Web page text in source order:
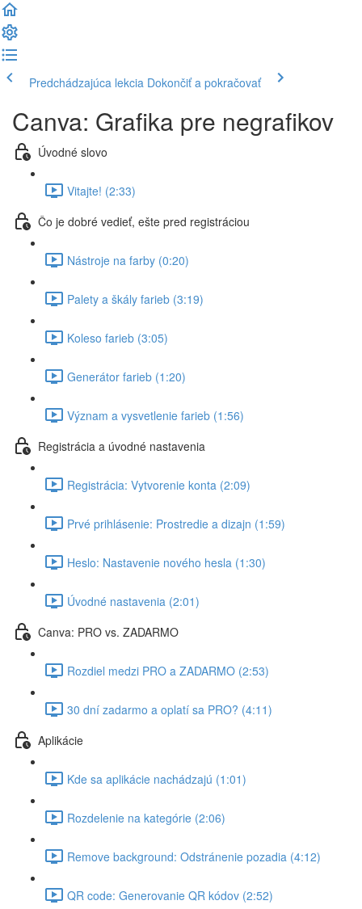
Predchádzajúca lekcia Dokončiť a pokračovať
Canva: Grafika pre negrafikov
Úvodné slovo
Vitajte! (2:33)
Čo je dobré vedieť, ešte pred registráciou
Nástroje na farby (0:20)
Palety a škály farieb (3:19)
Koleso farieb (3:05)
Generátor farieb (1:20)
Význam a vysvetlenie farieb (1:56)
Registrácia a úvodné nastavenia
Registrácia: Vytvorenie konta (2:09)
Prvé prihlásenie: Prostredie a dizajn (1:59)
Heslo: Nastavenie nového hesla (1:30)
Úvodné nastavenia (2:01)
Canva: PRO vs. ZADARMO
Rozdiel medzi PRO a ZADARMO (2:53)
30 dní zadarmo a oplatí sa PRO? (4:11)
Aplikácie
Kde sa aplikácie nachádzajú (1:01)
Rozdelenie na kategórie (2:06)
Remove background: Odstránenie pozadia (4:12)
QR code: Generovanie QR kódov (2:52)